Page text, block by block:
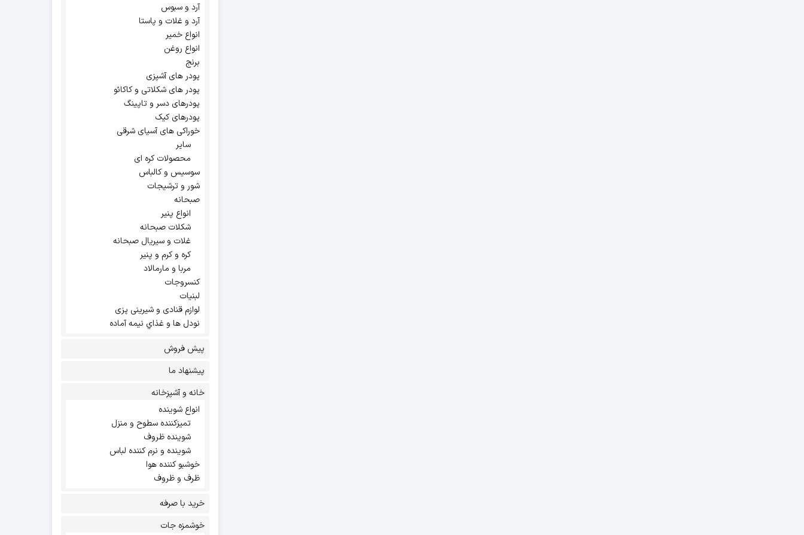
آرد و سبوس
آرد و غلات و پاستا
انواع خمیر
انواع روغن
برنج
پودر های آشپزی
پودر های شکلاتی و کاکائو
پودرهای دسر و تاپینگ
پودرهای کیک
خوراکی های آسیای شرقی
سایر
محصولات کره ای
سوسیس و کالباس
شور و ترشیجات
صبحانه
انواع پنیر
شکلات صبحانه
غلات و سیریال صبحانه
کره و کرم و پنیر
مربا و مارمالاد
کنسروجات
لبنیات
لوازم قنادی و شیرینی پزی
نودل ها و غذاي نيمه آماده
پیش فروش
پیشنهاد ما
خانه و آشپزخانه
انواع شوینده
تمیزکننده سطوح و منزل
شوینده ظروف
شوینده و نرم کننده لباس
خوشبو کننده هوا
ظرف و ظروف
خرید با صرفه
خوشمزه جات